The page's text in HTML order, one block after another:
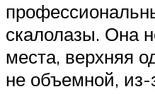
скалолазы. Она
места, верхняя
не объемной, из-